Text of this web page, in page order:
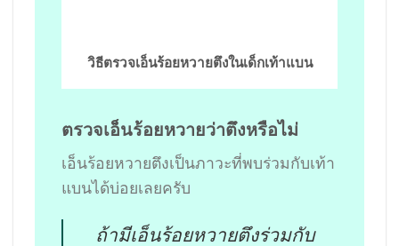
วิธีตรวจเอ็นร้อยหวายตึงในเด็กเท้าแบน
ตรวจเอ็นร้อยหวายว่าตึงหรือไม่
เอ็นร้อยหวายตึงเป็นภาวะที่พบร่วมกับเท้า
แบนได้บ่อยเลยครับ
ถ้ามีเอ็นร้อยหวายตึงร่วมกับ